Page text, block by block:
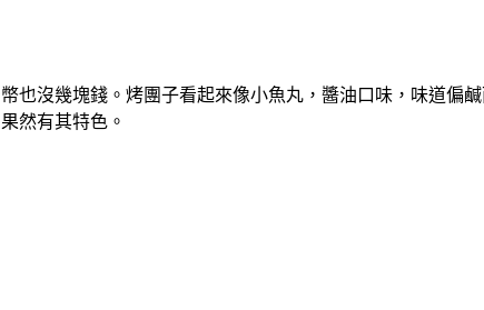
也沒幾塊錢。烤團子看起來像小魚丸，醬油口味，味道偏
然有其特色。